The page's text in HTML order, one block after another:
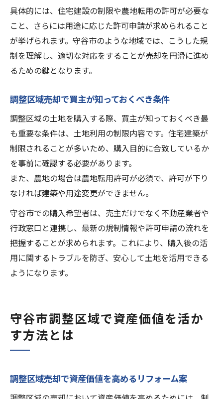
具体的には、住宅建設の制限や農地転用の許可が必要な
こと、さらには用途に応じた許可申請が求められること
が挙げられます。守谷市のような地域では、こうした規
制を理解し、適切な対応をすることが売却を円滑に進め
るための鍵となります。
調整区域売却で買主が知っておくべき条件
調整区域の土地を購入する際、買主が知っておくべき最
も重要な条件は、土地利用の制限内容です。住宅建築が
制限されることが多いため、購入目的に合致しているか
を事前に確認する必要があります。
また、農地の場合は農地転用許可が必須で、許可が下り
なければ建築や用途変更ができません。
守谷市での購入希望者は、売主だけでなく不動産業者や
行政窓口と連携し、最新の規制情報や許可申請の流れを
把握することが求められます。これにより、購入後の活
用に関するトラブルを防ぎ、安心して土地を活用できる
ようになります。
守谷市調整区域で資産価値を活か
す方法とは
調整区域売却で資産価値を高めるリフォーム案